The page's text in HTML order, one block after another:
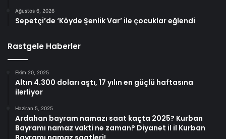
Ağustos 6, 2026
Sepetçi’de ‘Köyde Şenlik Var’ ile çocuklar eğlendi
Rastgele Haberler
Ekim 20, 2025
Altın 4.300 doları aştı, 17 yılın en güçlü haftasına
ilerliyor
Haziran 5, 2025
Ardahan bayram namazı saat kaçta 2025? Kurban
Bayramı namaz vakti ne zaman? Diyanet il il Kurban